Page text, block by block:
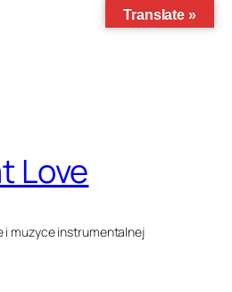
Love
i muzyce instrumentalnej
Translate »